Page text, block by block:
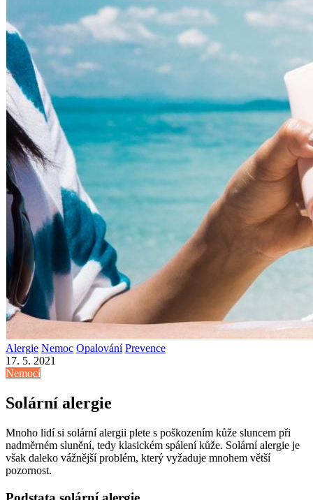
Alergie Nemoc Opalování Prevence
17. 5. 2021
Nemoci
Solární alergie
Mnoho lidí si solární alergii plete s poškozením kůže sluncem při
nadměrném slunění, tedy klasickém spálení kůže. Solární alergie je
však daleko vážnější problém, který vyžaduje mnohem větší
pozornost.